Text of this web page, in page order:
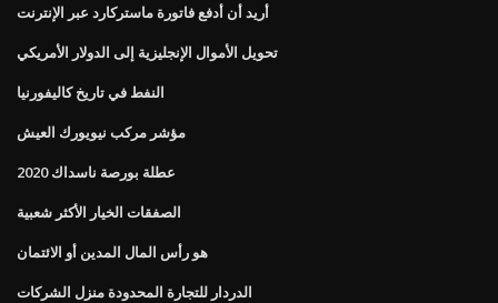
أريد أن أدفع فاتورة ماستركارد عبر الإنترنت
تحويل الأموال الإنجليزية إلى الدولار الأمريكي
النفط في تاريخ كاليفورنيا
مؤشر مركب نيويورك العيش
عطلة بورصة ناسداك 2020
الصفقات الخيار الأكثر شعبية
هو رأس المال المدين أو الائتمان
الدردار للتجارة المحدودة منزل الشركات